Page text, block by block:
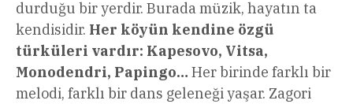
durduğu bir yerdir. Burada müzik, hayatın ta
kendisidir. Her köyün kendine özgü
türküleri vardır: Kapesovo, Vitsa,
Monodendri, Papingo… Her birinde farklı bir
melodi, farklı bir dans geleneği yaşar. Zagori